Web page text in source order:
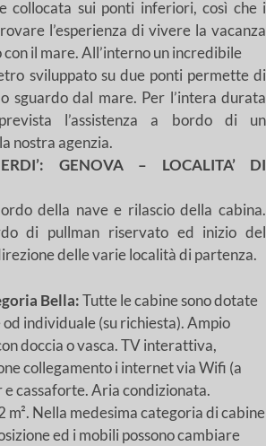
collocata sui ponti inferiori, così che i
l’esperienza di vivere la vacanza
il mare. All’interno un incredibile
sviluppato su due ponti permette di
sguardo dal mare. Per l’intera durata
l’assistenza a bordo di un
nostra agenzia.
GENOVA – LOCALITA’ DI
della nave e rilascio della cabina.
di pullman riservato ed inizio del
delle varie località di partenza.
Bella:Tutte le cabine sono dotate
individuale (su richiesta). Ampio
doccia o vasca. TV interattiva,
collegamento i internet via Wifi (a
cassaforte. Aria condizionata.
m². Nella medesima categoria di cabine
ed i mobili possono cambiare